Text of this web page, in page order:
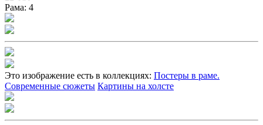
Рама: 4
Это изображение есть в коллекциях: Постеры в раме.
Современные сюжеты Картины на холсте